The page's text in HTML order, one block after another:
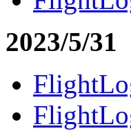
2023/5/31